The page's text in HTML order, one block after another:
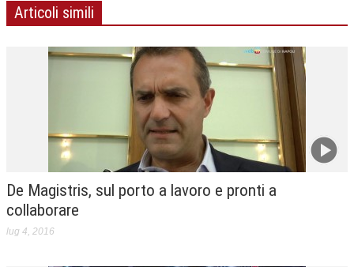
Articoli simili
De Magistris, sul porto a lavoro e pronti a
collaborare
lug 4, 2016